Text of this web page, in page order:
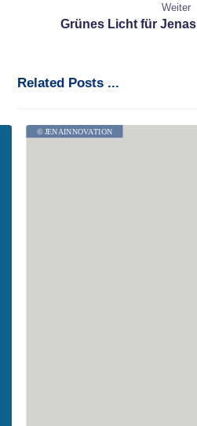
Weiter
Grünes Licht für
Related Posts ...
© JENAINNOVATION